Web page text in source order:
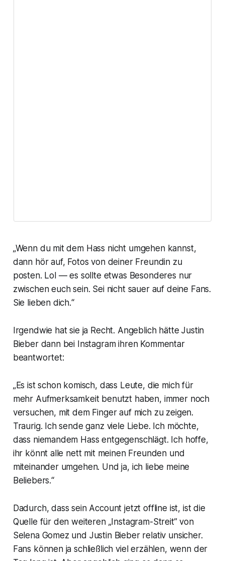
„Wenn du mit dem Hass nicht umgehen kannst,
dann hör auf, Fotos von deiner Freundin zu
posten. Lol — es sollte etwas Besonderes nur
zwischen euch sein. Sei nicht sauer auf deine Fans.
Sie lieben dich.“
Irgendwie hat sie ja Recht. Angeblich hätte Justin
Bieber dann bei Instagram ihren Kommentar
beantwortet:
„Es ist schon komisch, dass Leute, die mich für
mehr Aufmerksamkeit benutzt haben, immer noch
versuchen, mit dem Finger auf mich zu zeigen.
Traurig. Ich sende ganz viele Liebe. Ich möchte,
dass niemandem Hass entgegenschlägt. Ich hoffe,
ihr könnt alle nett mit meinen Freunden und
miteinander umgehen. Und ja, ich liebe meine
Beliebers.“
Dadurch, dass sein Account jetzt offline ist, ist die
Quelle für den weiteren „Instagram-Streit” von
Selena Gomez und Justin Bieber relativ unsicher.
Fans können ja schließlich viel erzählen, wenn der